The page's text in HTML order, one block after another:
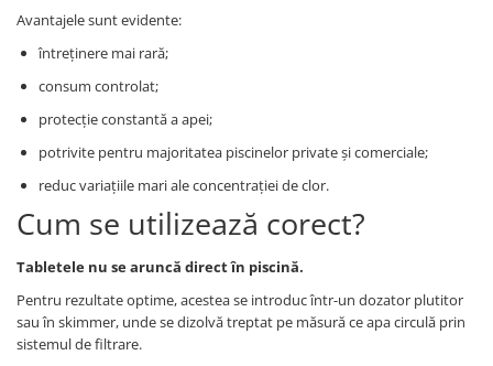
Avantajele sunt evidente:
întreținere mai rară;
consum controlat;
protecție constantă a apei;
potrivite pentru majoritatea piscinelor private și comerciale;
reduc variațiile mari ale concentrației de clor.
Cum se utilizează corect?
Tabletele nu se aruncă direct în piscină.
Pentru rezultate optime, acestea se introduc într-un dozator plutitor
sau în skimmer, unde se dizolvă treptat pe măsură ce apa circulă prin
sistemul de filtrare.